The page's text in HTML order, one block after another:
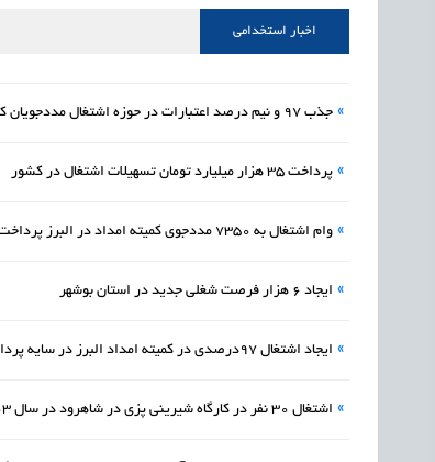
اخبار استخدامی
» جذب ۹۷ و نیم درصد اعتبارات در حوزه اشتغال مددجویان کمیته امداد البرز
» پرداخت 35 هزار میلیارد تومان تسهیلات اشتغال در کشور
» وام اشتغال به ۷۳۵۰ مددجوی کمیته امداد در البرز پرداخت شد
» ایجاد 6 هزار فرصت شغلی جدید در استان بوشهر
» ایجاد اشتغال ٩٧درصدی در کمیته امداد البرز در سایه پرداخت وام اشتغال به بیش از 7 هزار مددجو
» اشتغال ۳۰ نفر در کارگاه شیرینی پزی در شاهرود در سال 1403